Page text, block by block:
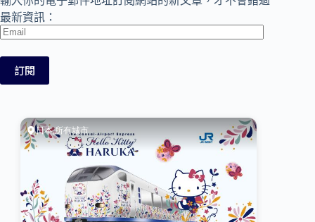
最新資訊：
Email
訂閱